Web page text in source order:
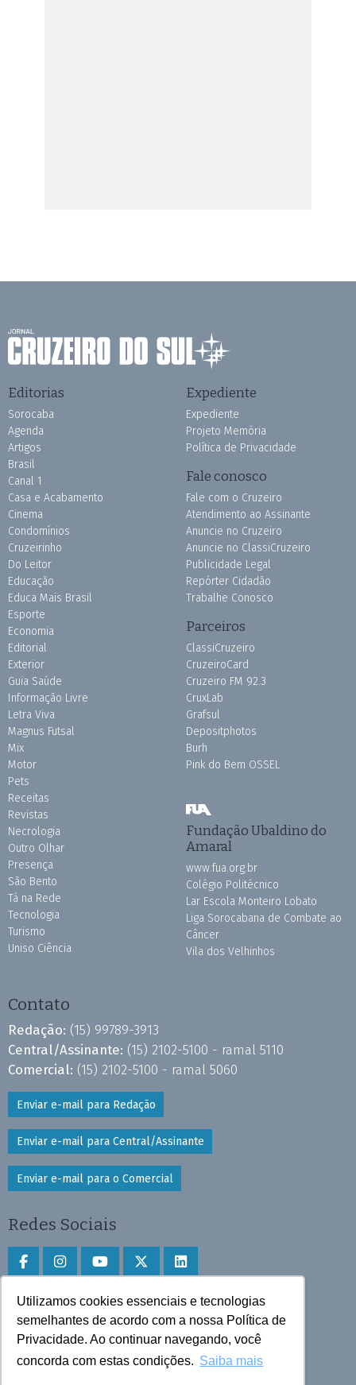
Utilizamos cookies essenciais e tecnologias
semelhantes de acordo com a nossa Política de
Privacidade. Ao continuar navegando, você
concorda com estas condições. Saiba mais
Editorias
Sorocaba
Agenda
Artigos
Brasil
Canal 1
Casa e Acabamento
Cinema
Condomínios
Cruzeirinho
Do Leitor
Educação
Educa Mais Brasil
Esporte
Economia
Editorial
Exterior
Guia Saúde
Informação Livre
Letra Viva
Magnus Futsal
Mix
Motor
Pets
Receitas
Revistas
Necrologia
Outro Olhar
Presença
São Bento
Tá na Rede
Tecnologia
Turismo
Uniso Ciência
Expediente
Expediente
Projeto Memória
Política de Privacidade
Fale conosco
Fale com o Cruzeiro
Atendimento ao Assinante
Anuncie no Cruzeiro
Anuncie no ClassiCruzeiro
Publicidade Legal
Repórter Cidadão
Trabalhe Conosco
Parceiros
ClassiCruzeiro
CruzeiroCard
Cruzeiro FM 92.3
CruxLab
Grafsul
Depositphotos
Burh
Pink do Bem OSSEL
Fundação Ubaldino do
Amaral
www.fua.org.br
Colégio Politécnico
Lar Escola Monteiro Lobato
Liga Sorocabana de Combate ao
Câncer
Vila dos Velhinhos
Contato
Redação: (15) 99789-3913
Central/Assinante: (15) 2102-5100 - ramal 5110
Comercial: (15) 2102-5100 - ramal 5060
Enviar e-mail para Redação
Enviar e-mail para Central/Assinante
Enviar e-mail para o Comercial
Redes Sociais
Faça download do aplicativo
Play Store e App Store